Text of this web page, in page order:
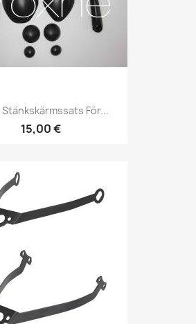
Stänkskärmssats För...
15,00 €